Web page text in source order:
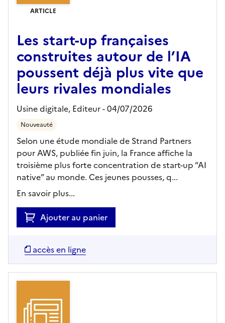
ARTICLE
Les start-up françaises
construites autour de l’IA
poussent déjà plus vite que
leurs rivales mondiales
Usine digitale, Editeur- 04/07/2026
Nouveauté
Selon une étude mondiale de Strand Partners
pour AWS, publiée fin juin, la France affiche la
troisième plus forte concentration de start-up “AI
native” au monde. Ces jeunes pousses, q...
En savoir plus...
Ajouter au panier
accès en ligne